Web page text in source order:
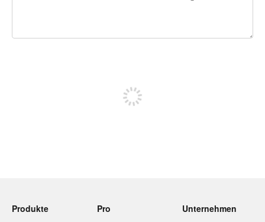
Produkte
Pro
Unternehmen